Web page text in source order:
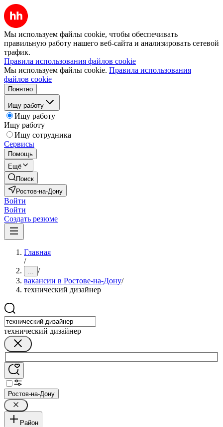
Мы используем файлы cookie, чтобы обеспечивать
правильную работу нашего веб-сайта и анализировать сетевой
трафик.
Правила использования файлов cookie
Мы используем файлы cookie. Правила использования
файлов cookie
Понятно
Ищу работу
Ищу работу
Ищу работу
Ищу сотрудника
Сервисы
Помощь
Ещё
Поиск
Ростов-на-Дону
Войти
Войти
Создать резюме
Главная
/
... /
вакансии в Ростове-на-Дону/
технический дизайнер
технический дизайнер
Ростов-на-Дону
Район